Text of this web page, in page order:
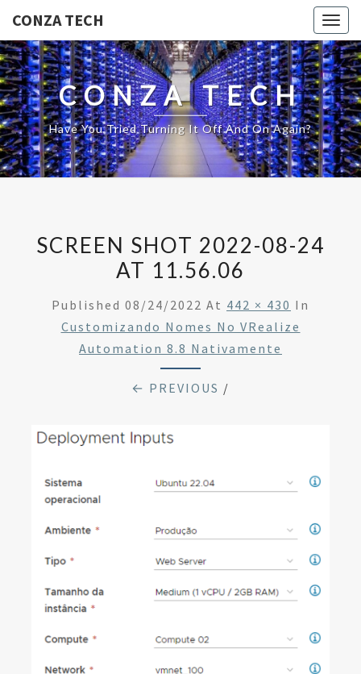
CONZA TECH
CONZA TECH
Have You Tried Turning It Off And On Again?
SCREEN SHOT 2022-08-24
AT 11.56.06
Published 08/24/2022 At 442 × 430 In
Customizando Nomes No VRealize
Automation 8.8 Nativamente
← PREVIOUS /